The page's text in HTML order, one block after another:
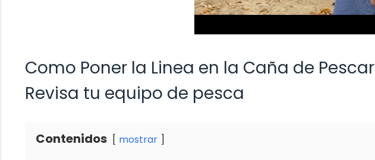
Como Poner la Linea en la Caña de Pescar
Revisa tu equipo de pesca
Contenidos mostrar